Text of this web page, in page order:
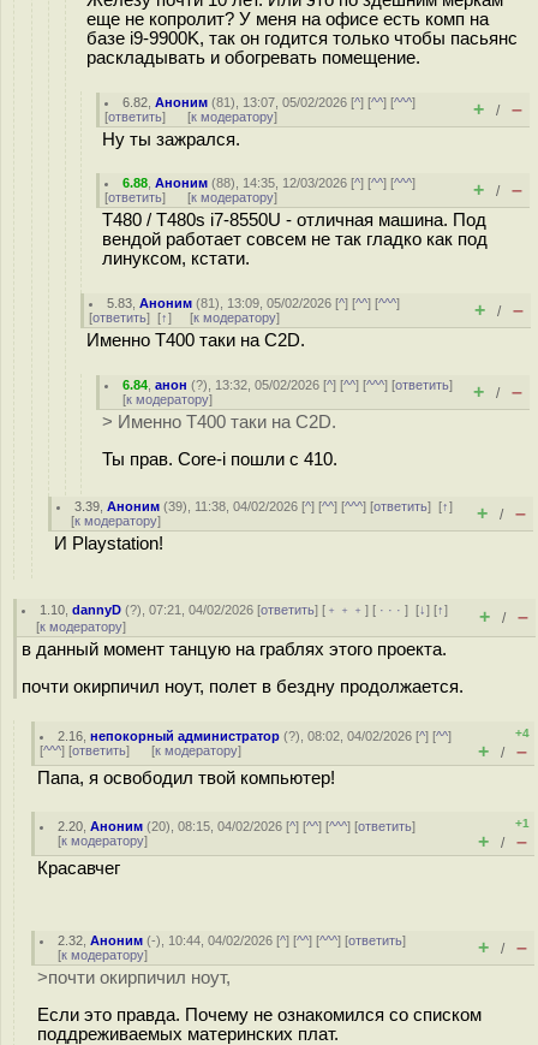
еще не копролит? У меня на офисе есть комп на
базе i9-9900K, так он годится только чтобы пасьянс
раскладывать и обогревать помещение.
6.82 ,Аноним (81), 13:07, 05/02/2026 [^] [^^] [^^^]
[ответить] [к модератору] + / –
Ну ты зажрался.
6.88 ,Аноним (88), 14:35, 12/03/2026 [^] [^^] [^^^]
[ответить] [к модератору] + / –
T480 / T480s i7-8550U - отличная машина. Под
вендой работает совсем не так гладко как под
линуксом, кстати.
5.83 ,Аноним (81), 13:09, 05/02/2026 [^] [^^] [^^^]
[ответить] [↑] [к модератору] + / –
Именно T400 таки на C2D.
6.84 ,анон (?), 13:32, 05/02/2026 [^] [^^] [^^^] [ответить]
[к модератору] + / –
> Именно T400 таки на C2D.
Ты прав. Core-i пошли с 410.
3.39 ,Аноним (39), 11:38, 04/02/2026 [^] [^^] [^^^] [ответить][↑]
[к модератору] + / –
И Playstation!
1.10 ,dannyD (?), 07:21, 04/02/2026 [ответить] [ ﹢﹢﹢] [ · · ·][↓] [↑]
[к модератору] + / –
в данный момент танцую на граблях этого проекта.
почти окирпичил ноут, полет в бездну продолжается.
2.16 ,непокорный администратор (?), 08:02, 04/02/2026 [^] [^^]
[^^^] [ответить] [к модератору]
+4
+ / –
Папа, я освободил твой компьютер!
2.20 ,Аноним (20), 08:15, 04/02/2026 [^] [^^] [^^^] [ответить]
[к модератору]
+1
+ / –
Красавчег
2.32 ,Аноним (-), 10:44, 04/02/2026 [^] [^^] [^^^] [ответить]
[к модератору] + / –
>почти окирпичил ноут,
Если это правда. Почему не ознакомился со списком
поддреживаемых материнских плат.